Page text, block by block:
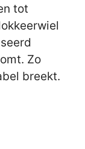
tot
Zo
breekt.